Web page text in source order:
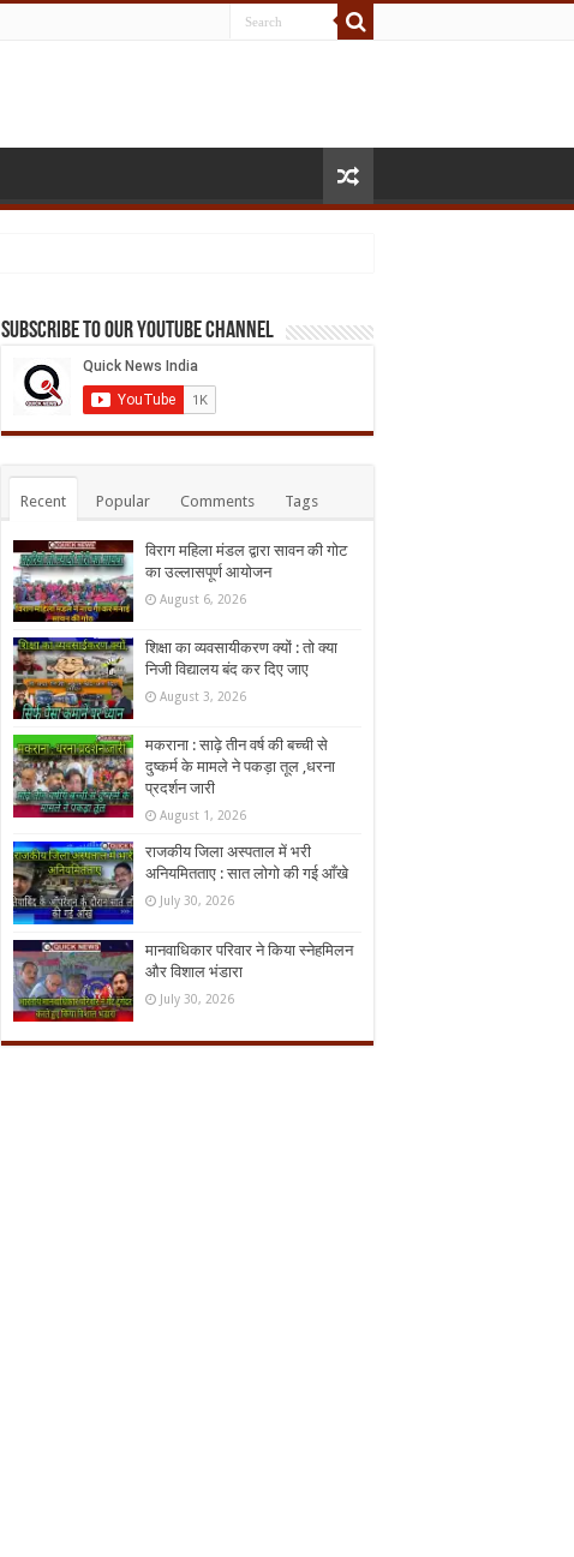
Subscribe to our Youtube Channel
Recent Popular Comments Tags
विराग महिला मंडल द्वारा सावन की गोट
का उल्लासपूर्ण आयोजन
August 6, 2026
शिक्षा का व्यवसायीकरण क्यों : तो क्या
निजी विद्यालय बंद कर दिए जाए
August 3, 2026
मकराना : साढ़े तीन वर्ष की बच्ची से
दुष्कर्म के मामले ने पकड़ा तूल ,धरना
प्रदर्शन जारी
August 1, 2026
राजकीय जिला अस्पताल में भरी
अनियमितताए : सात लोगो की गई आँखे
July 30, 2026
मानवाधिकार परिवार ने किया स्नेहमिलन
और विशाल भंडारा
July 30, 2026